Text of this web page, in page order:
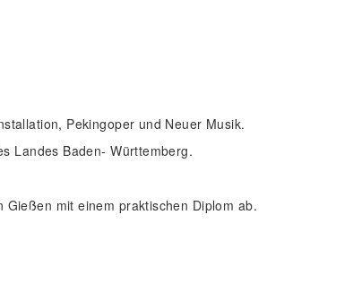
Pekingoper und Neuer Musik.
Landes Baden- Württemberg.
mit einem praktischen Diplom ab.